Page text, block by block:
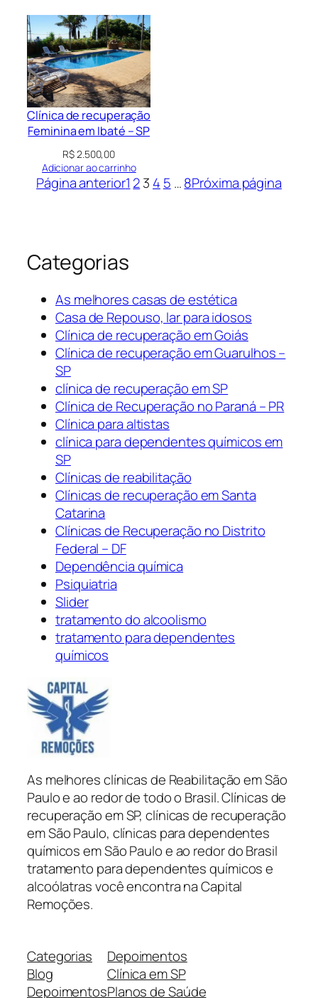
Clínica de recuperação
Feminina em Ibaté – SP
R$2.500,00
Adicionar ao carrinho
Página anterior1 23 4 5 …8Próxima página
Categorias
As melhores casas de estética
Casa de Repouso, lar para idosos
Clínica de recuperação em Goiás
Clínica de recuperação em Guarulhos –
SP
clínica de recuperação em SP
Clínica de Recuperação no Paraná – PR
Clínica para altistas
clínica para dependentes químicos em
SP
Clínicas de reabilitação
Clínicas de recuperação em Santa
Catarina
Clínicas de Recuperação no Distrito
Federal – DF
Dependência química
Psiquiatria
Slider
tratamento do alcoolismo
tratamento para dependentes
químicos
As melhores clínicas de Reabilitação em São
Paulo e ao redor de todo o Brasil. Clínicas de
recuperação em SP, clínicas de recuperação
em São Paulo, clínicas para dependentes
químicos em São Paulo e ao redor do Brasil
tratamento para dependentes químicos e
alcoólatras você encontra na Capital
Remoções.
Categorias
Blog
Depoimentos
Depoimentos
Clínica em SP
Planos de Saúde